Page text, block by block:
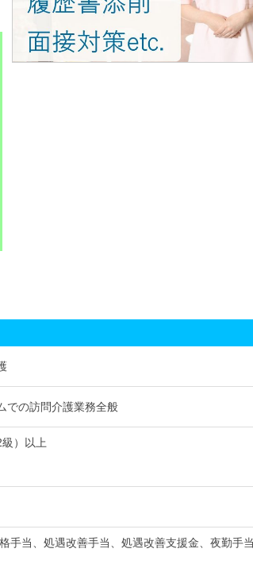
での訪問介護業務全般
）以上
手当、処遇改善手当、処遇改善支援金、夜勤手